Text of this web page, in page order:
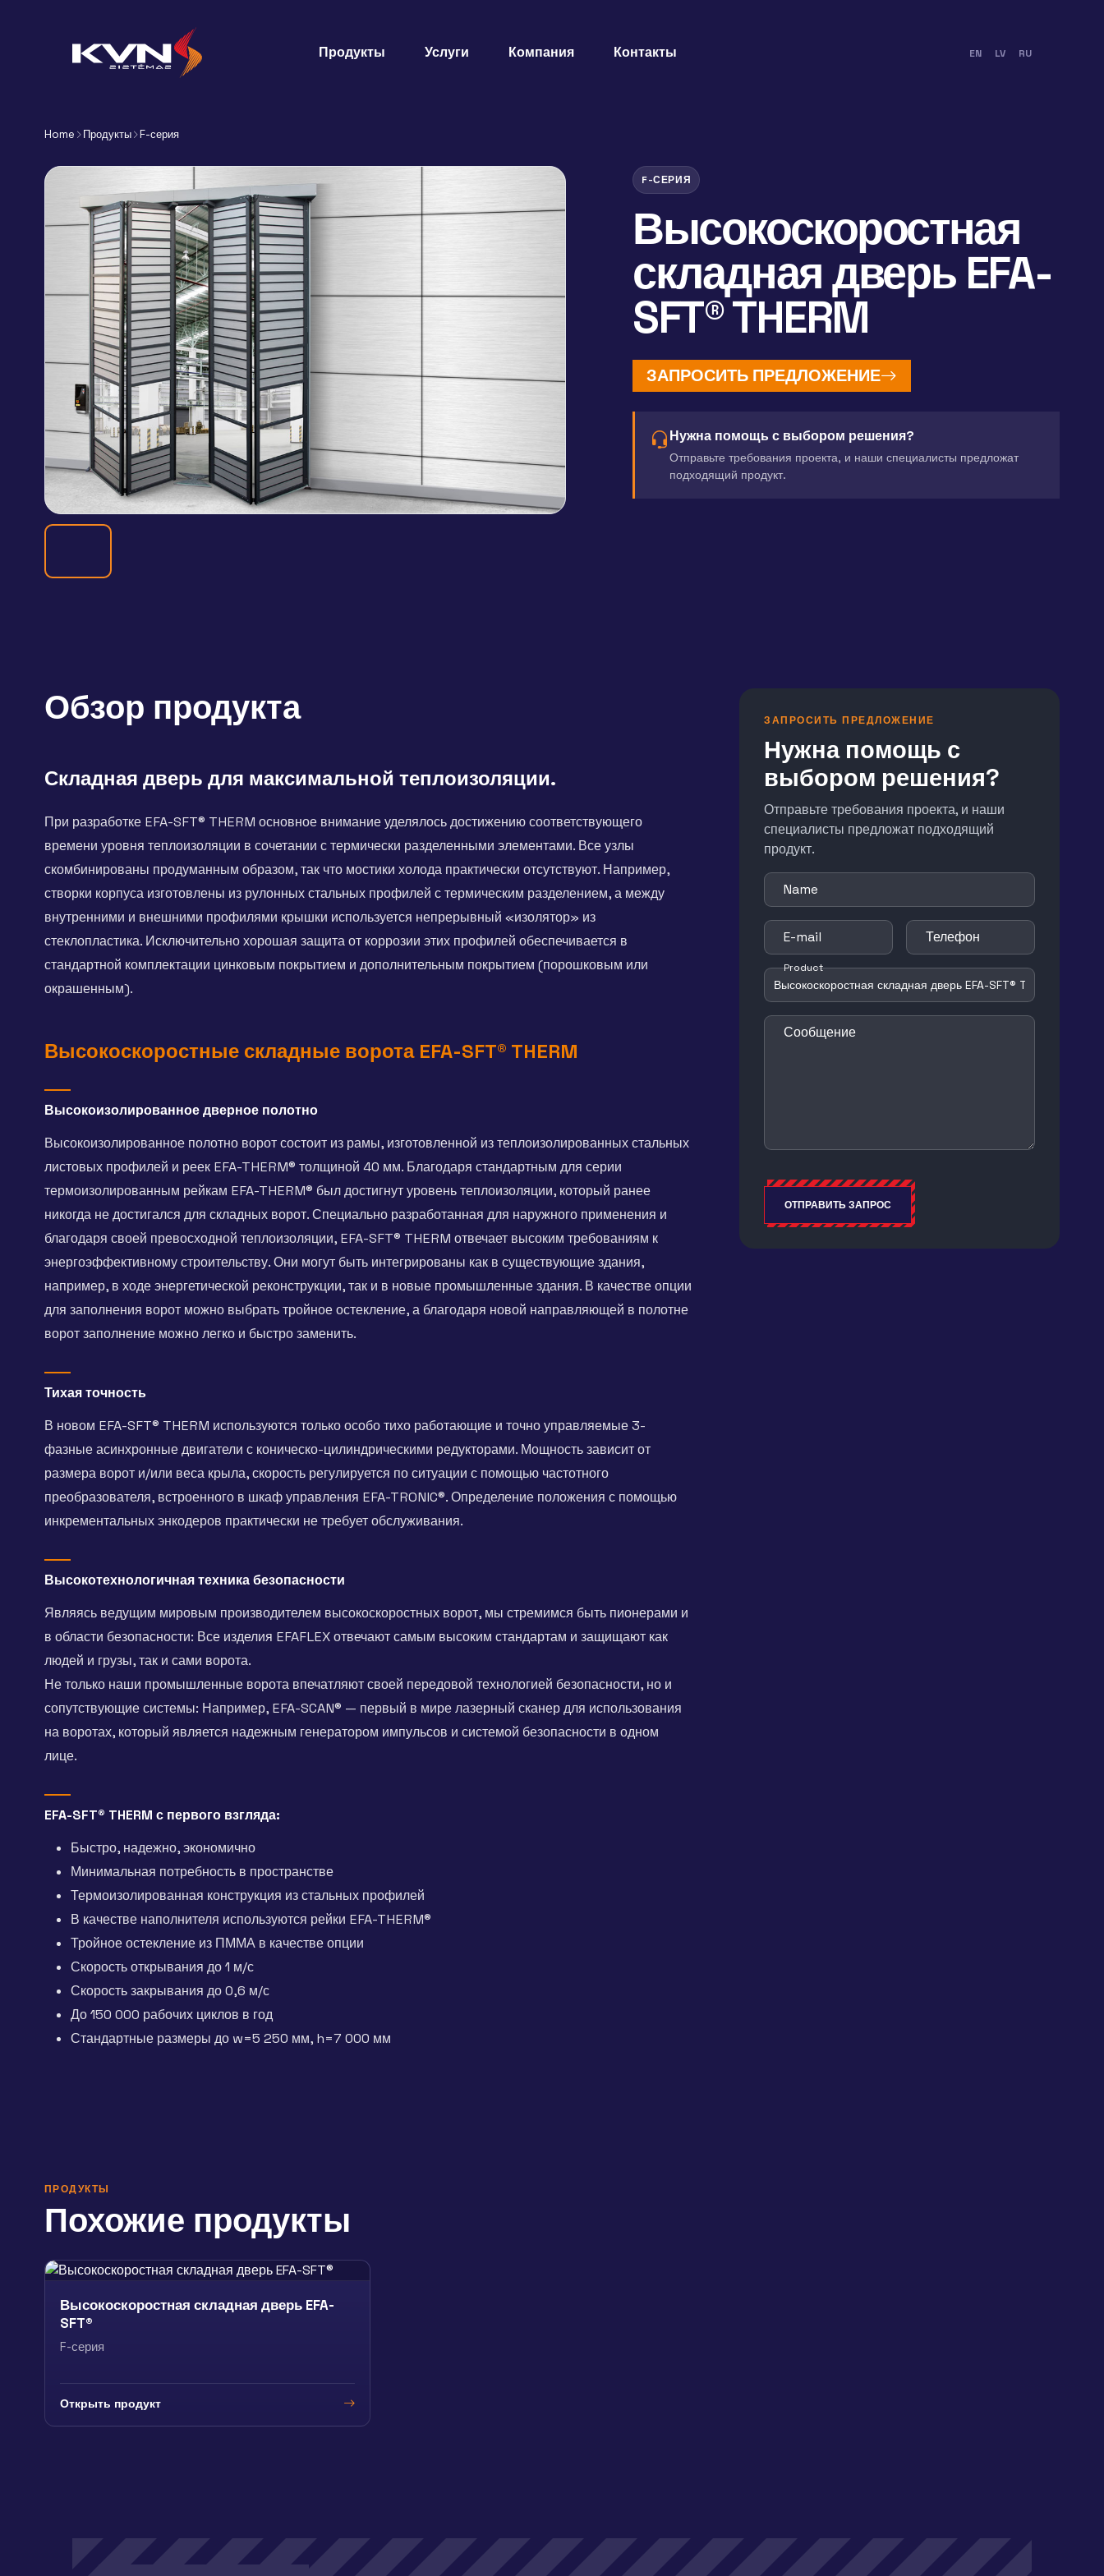
Продукты Услуги Компания Контакты EN LV RU
Home Продукты F-серия
F-СЕРИЯ
Высокоскоростная
складная дверь EFA-
SFT® THERM
ЗАПРОСИТЬ ПРЕДЛОЖЕНИЕ
Нужна помощь с выбором решения?
Отправьте требования проекта, и наши специалисты предложат
подходящий продукт.
Обзор продукта
Складная дверь для максимальной теплоизоляции.
При разработке EFA-SFT® THERM основное внимание уделялось достижению соответствующего
времени уровня теплоизоляции в сочетании с термически разделенными элементами. Все узлы
скомбинированы продуманным образом, так что мостики холода практически отсутствуют. Например,
створки корпуса изготовлены из рулонных стальных профилей с термическим разделением, а между
внутренними и внешними профилями крышки используется непрерывный «изолятор» из
стеклопластика. Исключительно хорошая защита от коррозии этих профилей обеспечивается в
стандартной комплектации цинковым покрытием и дополнительным покрытием (порошковым или
окрашенным).
Высокоскоростные складные ворота EFA-SFT® THERM
Высокоизолированное дверное полотно
Высокоизолированное полотно ворот состоит из рамы, изготовленной из теплоизолированных стальных
листовых профилей и реек EFA-THERM® толщиной 40 мм. Благодаря стандартным для серии
термоизолированным рейкам EFA-THERM® был достигнут уровень теплоизоляции, который ранее
никогда не достигался для складных ворот. Специально разработанная для наружного применения и
благодаря своей превосходной теплоизоляции, EFA-SFT® THERM отвечает высоким требованиям к
энергоэффективному строительству. Они могут быть интегрированы как в существующие здания,
например, в ходе энергетической реконструкции, так и в новые промышленные здания. В качестве опции
для заполнения ворот можно выбрать тройное остекление, а благодаря новой направляющей в полотне
ворот заполнение можно легко и быстро заменить.
Тихая точность
В новом EFA-SFT® THERM используются только особо тихо работающие и точно управляемые 3-
фазные асинхронные двигатели с коническо-цилиндрическими редукторами. Мощность зависит от
размера ворот и/или веса крыла, скорость регулируется по ситуации с помощью частотного
преобразователя, встроенного в шкаф управления EFA-TRONIC®. Определение положения с помощью
инкрементальных энкодеров практически не требует обслуживания.
Высокотехнологичная техника безопасности
Являясь ведущим мировым производителем высокоскоростных ворот, мы стремимся быть пионерами и
в области безопасности: Все изделия EFAFLEX отвечают самым высоким стандартам и защищают как
людей и грузы, так и сами ворота.
Не только наши промышленные ворота впечатляют своей передовой технологией безопасности, но и
сопутствующие системы: Например, EFA-SCAN® — первый в мире лазерный сканер для использования
на воротах, который является надежным генератором импульсов и системой безопасности в одном
лице.
EFA-SFT® THERM с первого взгляда:
Быстро, надежно, экономично
Минимальная потребность в пространстве
Термоизолированная конструкция из стальных профилей
В качестве наполнителя используются рейки EFA-THERM®
Тройное остекление из ПММА в качестве опции
Скорость открывания до 1 м/с
Скорость закрывания до 0,6 м/с
До 150 000 рабочих циклов в год
Стандартные размеры до w=5 250 мм, h=7 000 мм
ЗАПРОСИТЬ ПРЕДЛОЖЕНИЕ
Нужна помощь с
выбором решения?
Отправьте требования проекта, и наши
специалисты предложат подходящий
продукт.
Name
E-mail Телефон
Product
Сообщение
ОТПРАВИТЬ ЗАПРОС
ПРОДУКТЫ
Похожие продукты
Высокоскоростная складная дверь EFA-
SFT®
F-серия
Открыть продукт